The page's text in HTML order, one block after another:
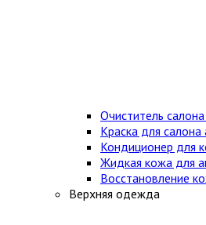
Очиститель
Краска для салона
Кондиционер для
Жидкая кожа для
Восстановление
Верхняя одежда